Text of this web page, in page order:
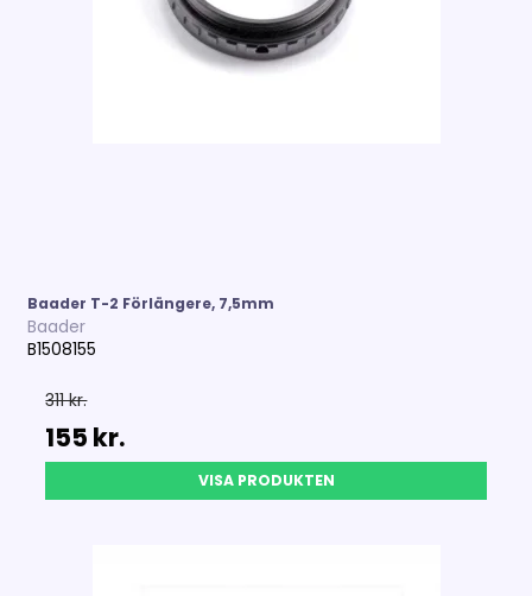
Baader T-2 Förlängere, 7,5mm
Baader
B1508155
311 kr.
155 kr.
VISA PRODUKTEN